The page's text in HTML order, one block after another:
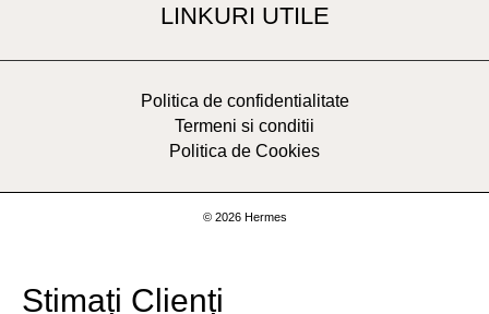
LINKURI UTILE
Politica de confidentialitate
Termeni si conditii
Politica de Cookies
© 2026 Hermes
Stimați Clienți